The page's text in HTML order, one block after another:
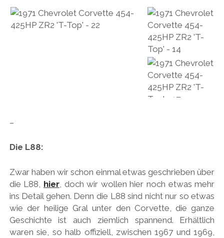
–
Die L88:
Zwar haben wir schon einmal etwas geschrieben über
die L88, hier, doch wir wollen hier noch etwas mehr
ins Detail gehen. Denn die L88 sind nicht nur so etwas
wie der heilige Gral unter den Corvette, die ganze
Geschichte ist auch ziemlich spannend. Erhältlich
waren sie, so halb offiziell, zwischen 1967 und 1969,